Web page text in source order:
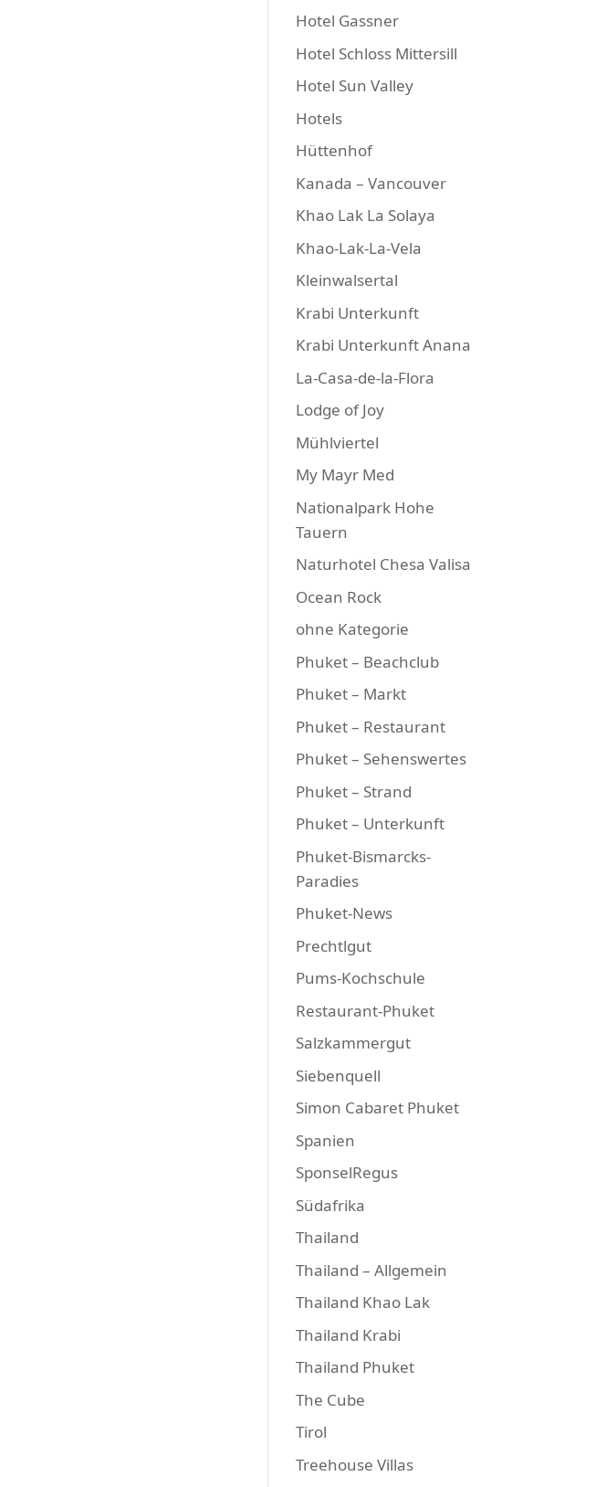
Hotel Gassner
Hotel Schloss Mittersill
Hotel Sun Valley
Hotels
Hüttenhof
Kanada – Vancouver
Khao Lak La Solaya
Khao-Lak-La-Vela
Kleinwalsertal
Krabi Unterkunft
Krabi Unterkunft Anana
La-Casa-de-la-Flora
Lodge of Joy
Mühlviertel
My Mayr Med
Nationalpark Hohe
Tauern
Naturhotel Chesa Valisa
Ocean Rock
ohne Kategorie
Phuket – Beachclub
Phuket – Markt
Phuket – Restaurant
Phuket – Sehenswertes
Phuket – Strand
Phuket – Unterkunft
Phuket-Bismarcks-
Paradies
Phuket-News
Prechtlgut
Pums-Kochschule
Restaurant-Phuket
Salzkammergut
Siebenquell
Simon Cabaret Phuket
Spanien
SponselRegus
Südafrika
Thailand
Thailand – Allgemein
Thailand Khao Lak
Thailand Krabi
Thailand Phuket
The Cube
Tirol
Treehouse Villas